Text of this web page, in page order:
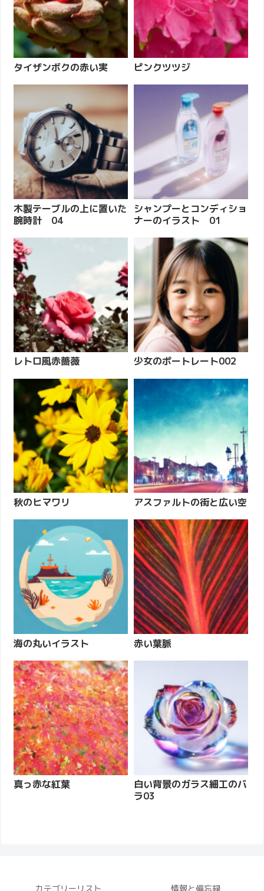
タイザンボクの赤い実 ピンクツツジ
木製テーブルの上に置いた
腕時計 04
シャンプーとコンディショ
ナーのイラスト 01
レトロ風赤薔薇 少女のポートレート002
秋のヒマワリ アスファルトの街と広い空
海の丸いイラスト 赤い葉脈
真っ赤な紅葉
白い背景のガラス細工のバ
ラ03
カテゴリーリスト 情報と備忘録